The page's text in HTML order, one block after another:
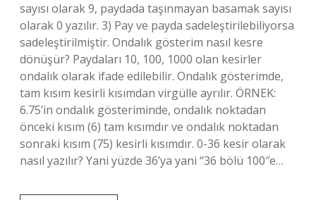
sayısı olarak 9, paydada taşınmayan basamak sayısı
olarak 0 yazılır. 3) Pay ve payda sadeleştirilebiliyorsa
sadeleştirilmiştir. Ondalık gösterim nasıl kesre
dönüşür? Paydaları 10, 100, 1000 olan kesirler
ondalık olarak ifade edilebilir. Ondalık gösterimde,
tam kısım kesirli kısımdan virgülle ayrılır. ÖRNEK:
6.75’in ondalık gösteriminde, ondalık noktadan
önceki kısım (6) tam kısımdır ve ondalık noktadan
sonraki kısım (75) kesirli kısımdır. 0-36 kesir olarak
nasıl yazılır? Yani yüzde 36’ya yani “36 bölü 100″e…